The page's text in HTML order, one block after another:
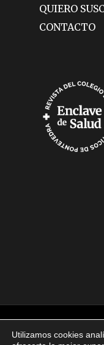
QUIERO
CONTACTO
reservados.
Utilizamos cookies